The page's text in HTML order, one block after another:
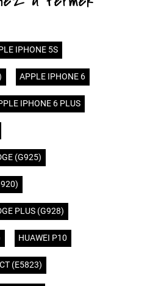
IPHONE 5S
APPLE IPHONE 6
IPHONE 6 PLUS
(G925)
PLUS (G928)
HUAWEI P10
(E5823)